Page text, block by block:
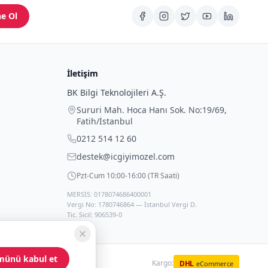
Ol
İletişim
BK Bilgi Teknolojileri A.Ş.
Sururi Mah. Hoca Hanı Sok. No:19/69,
Fatih/İstanbul
0212 514 12 60
destek@icgiyimozel.com
Pzt-Cum 10:00-16:00 (TR Saati)
MERSİS: 0178074686400001
Vergi No: 1780746864 — İstanbul Vergi D.
Tic. Sicil: 906539-0
Kargo: DHL eCommerce
kabul et